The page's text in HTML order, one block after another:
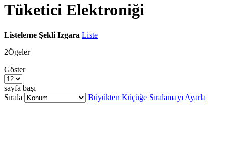
Tüketici Elektroniği
Listeleme Şekli Izgara Liste
2Ögeler
Göster
sayfa başı
Sırala
Büyükten Küçüğe Sıralamayı Ayarla